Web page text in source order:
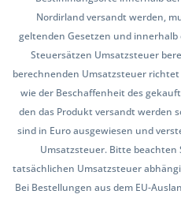
Nordirland versandt werden,
geltenden Gesetzen und
Steuersätzen Umsatzsteuer
berechnenden Umsatzsteuer
wie der Beschaffenheit des
den das Produkt versandt werden
sind in Euro ausgewiesen und
Umsatzsteuer. Bitte beachten
tatsächlichen Umsatzsteuer
Bei Bestellungen aus dem EU-